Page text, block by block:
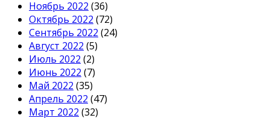
Ноябрь 2022 (36)
Октябрь 2022 (72)
Сентябрь 2022 (24)
Август 2022 (5)
Июль 2022 (2)
Июнь 2022 (7)
Май 2022 (35)
Апрель 2022 (47)
Март 2022 (32)